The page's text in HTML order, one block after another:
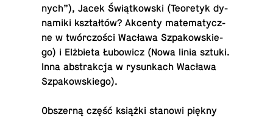
nych”), Jacek Świąt­kow­ski (Teo­re­tyk dy­
na­mi­ki kształ­tów? Akcenty ma­te­ma­tycz­
ne w twór­czo­ści Wacława Szpa­kow­skie­
go) i Elż­bie­ta Łu­bo­wicz (Nowa linia sztuki.
Inna abs­trak­cja w ry­sun­kach Wacława
Szpakowskiego).
Ob­szer­ną część książki stanowi piękny